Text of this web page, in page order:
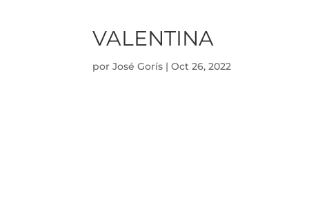
VALENTINA
porJosé Gorís |Oct 26, 2022